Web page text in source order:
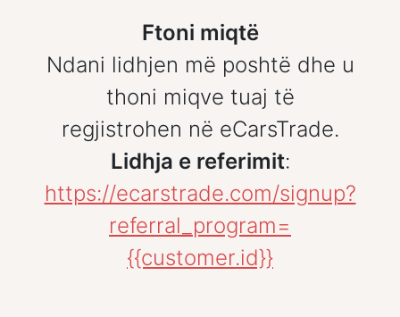
Ftoni miqtë
Ndani lidhjen më poshtë dhe u
thoni miqve tuaj të
regjistrohen në eCarsTrade.
Lidhja e referimit:
https://ecarstrade.com/signup?
referral_program=
{{customer.id}}